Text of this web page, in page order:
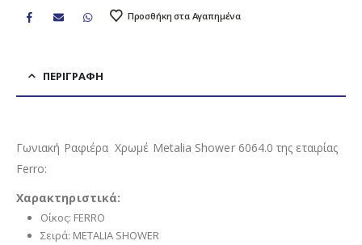
Προσθήκη στα Αγαπημένα
ΠΕΡΙΓΡΑΦΉ
Γωνιακή Ραφιέρα Χρωμέ Metalia Shower 6064.0 της εταιρίας
Ferro:
Χαρακτηριστικά:
Οίκος: FERRO
Σειρά: METALIA SHOWER